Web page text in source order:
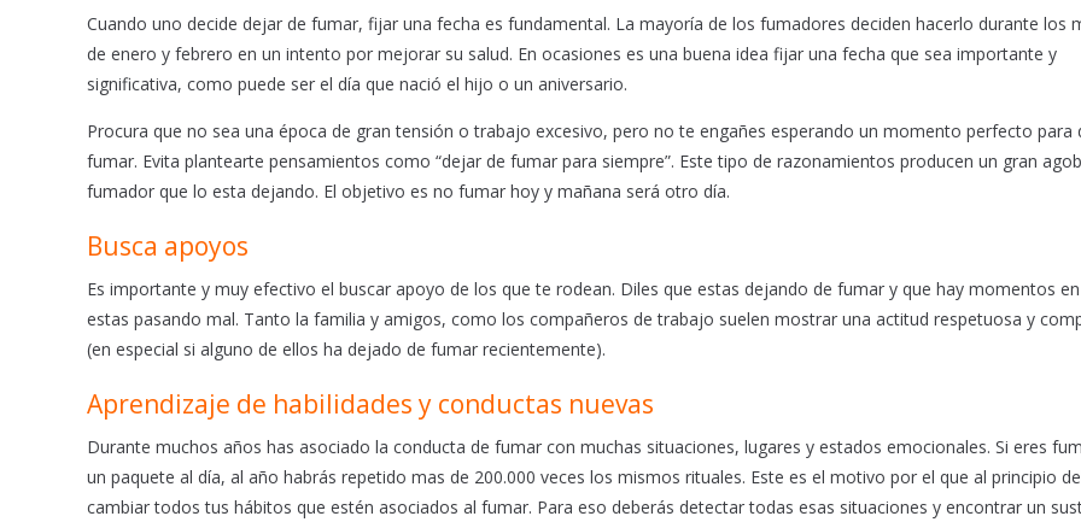
Cuando uno decide dejar de fumar, fijar una fecha es fundamental. La mayoría de los fumadores deciden hacerlo durante los
de enero y febrero en un intento por mejorar su salud. En ocasiones es una buena idea fijar una fecha que sea importante y
significativa, como puede ser el día que nació el hijo o un aniversario.
Procura que no sea una época de gran tensión o trabajo excesivo, pero no te engañes esperando un momento perfecto para
fumar. Evita plantearte pensamientos como “dejar de fumar para siempre”. Este tipo de razonamientos producen un gran
fumador que lo esta dejando. El objetivo es no fumar hoy y mañana será otro día.
Busca apoyos
Es importante y muy efectivo el buscar apoyo de los que te rodean. Diles que estas dejando de fumar y que hay momentos
estas pasando mal. Tanto la familia y amigos, como los compañeros de trabajo suelen mostrar una actitud respetuosa y
(en especial si alguno de ellos ha dejado de fumar recientemente).
Aprendizaje de habilidades y conductas nuevas
Durante muchos años has asociado la conducta de fumar con muchas situaciones, lugares y estados emocionales. Si eres
un paquete al día, al año habrás repetido mas de 200.000 veces los mismos rituales. Este es el motivo por el que al principio
cambiar todos tus hábitos que estén asociados al fumar. Para eso deberás detectar todas esas situaciones y encontrar un